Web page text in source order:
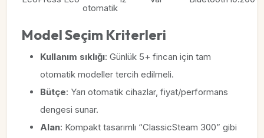
otomatik
Model Seçim Kriterleri
Kullanım sıklığı: Günlük 5+ fincan için tam
otomatik modeller tercih edilmeli.
Bütçe: Yarı otomatik cihazlar, fiyat/performans
dengesi sunar.
Alan: Kompakt tasarımlı “ClassicSteam 300” gibi